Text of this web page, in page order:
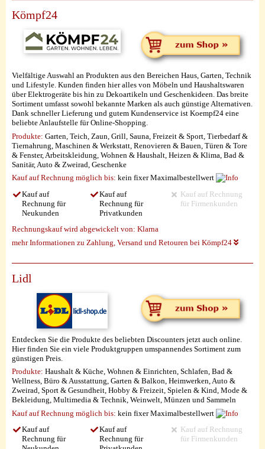
Kömpf24
Vielfältige Auswahl an Produkten aus den Bereichen Haus, Garten, Technik
und Lifestyle. Kunden finden hier alles von Möbeln und Haushaltswaren
über Elektrogeräte bis hin zu Dekoartikeln und Geschenkideen. Das breite
Sortiment umfasst sowohl bekannte Marken als auch günstige Alternativen.
Dank schneller Lieferung und gutem Kundenservice ist Koempf24 eine
beliebte Anlaufstelle für Online-Shopping.
Produkte: Garten, Teich, Zaun, Grill, Sauna, Freizeit & Sport, Tierbedarf &
Tiernahrung, Maschinen & Werkstatt, Renovieren & Bauen, Türen & Tore
& Fenster, Arbeitskleidung, Wohnen & Haushalt, Heizen & Klima, Bad &
Sanitär, Auto & Zweirad, Geschenke
Kauf auf Rechnung möglich bis: kein fixer Maximalbestellwert
Kauf auf
Rechnung für
Neukunden
Kauf auf
Rechnung für
Privatkunden
Kauf auf Rechnung
für Firmenkunden
Rechnungskauf wird abgewickelt von: Klarna
mehr Informationen zu Zahlung, Versand und Retouren bei Kömpf24
Lidl
Entdecken Sie die Produkte des beliebten Discounters jetzt auch online.
Hier finden Sie ein viele Produktgruppen umspannendes Sortiment zum
günstigen Preis.
Produkte: Haushalt & Küche, Wohnen & Einrichten, Schlafen, Bad &
Wellness, Büro & Ausstattung, Garten & Balkon, Heimwerken, Auto &
Zweirad, Sport & Gesundheit, Hobby & Freizeit, Spielen & Kind, Mode &
Bekleidung, Multimedia & Technik, Weinwelt, Münzen und Sammeln
Kauf auf Rechnung möglich bis: kein fixer Maximalbestellwert
Kauf auf
Rechnung für
Kauf auf
Rechnung für
Kauf auf Rechnung
für Firmenkunden